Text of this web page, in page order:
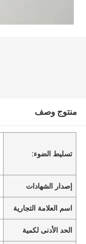
منتوج وصف
تسليط الضوء:
إصدار الشهادات
اسم العلامة التجارية
الحد الأدنى لكمية